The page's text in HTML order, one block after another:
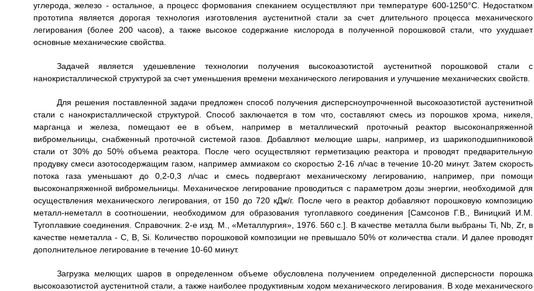
углерода, железо - остальное, а процесс формования спеканием осуществляют при температуре 600-1250°С. Недостатком
прототипа является дорогая технология изготовления аустенитной стали за счет длительного процесса механического
легирования (более 200 часов), а также высокое содержание кислорода в полученной порошковой стали, что ухудшает
основные механические свойства.
Задачей является удешевление технологии получения высокоазотистой аустенитной порошковой стали с
нанокристаллической структурой за счет уменьшения времени механического легирования и улучшение механических свойств.
Для решения поставленной задачи предложен способ получения дисперсноупрочненной высокоазотистой аустенитной
стали с нанокристаллической структурой. Способ заключается в том что, составляют смесь из порошков хрома, никеля,
марганца и железа, помещают ее в объем, например в металлический проточный реактор высоконапряженной
вибромельницы, снабженный проточной системой газов. Добавляют мелющие шары, например, из шарикоподшипниковой
стали от 30% до 50% объема реактора. После чего осуществляют герметизацию реактора и проводят предварительную
продувку смеси азотосодержащим газом, например аммиаком со скоростью 2-16 л/час в течение 10-20 минут. Затем скорость
потока газа уменьшают до 0,2-0,3 л/час и смесь подвергают механическому легированию, например, при помощи
высоконапряженной вибромельницы. Механическое легирование проводиться с параметром дозы энергии, необходимой для
осуществления механического легирования, от 150 до 720 кДж/г. После чего в реактор добавляют порошковую композицию
металл-неметалл в соотношении, необходимом для образования тугоплавкого соединения [Самсонов Г.В., Виницкий И.М.
Тугоплавкие соединения. Справочник. 2-е изд. М., «Металлургия», 1976. 560 с.]. В качестве металла были выбраны Ti, Nb, Zr, в
качестве неметалла - C, В, Si. Количество порошковой композиции не превышало 50% от количества стали. И далее проводят
дополнительное легирование в течение 10-60 минут.
Загрузка мелющих шаров в определенном объеме обусловлена получением определенной дисперсности порошка
высокоазотистой аустенитной стали, а также наиболее продуктивным ходом механического легирования. В ходе механического